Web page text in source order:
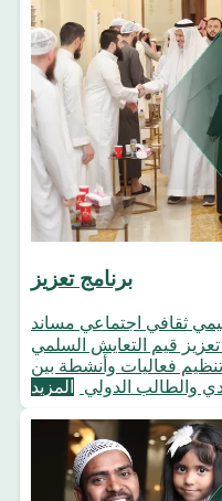
برنامج تعزيز
ثقافي اجتماعي مساند
قيم التعايش السلمي
فعاليات وأنشطة بين
والطالب الدولي
المزيد